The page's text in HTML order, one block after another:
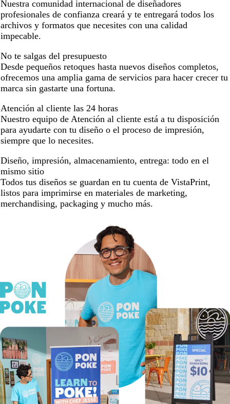
Nuestra comunidad internacional de diseñadores
profesionales de confianza creará y te entregará todos los
archivos y formatos que necesites con una calidad
impecable.
No te salgas del presupuesto
Desde pequeños retoques hasta nuevos diseños completos,
ofrecemos una amplia gama de servicios para hacer crecer tu
marca sin gastarte una fortuna.
Atención al cliente las 24 horas
Nuestro equipo de Atención al cliente está a tu disposición
para ayudarte con tu diseño o el proceso de impresión,
siempre que lo necesites.
Diseño, impresión, almacenamiento, entrega: todo en el
mismo sitio
Todos tus diseños se guardan en tu cuenta de VistaPrint,
listos para imprimirse en materiales de marketing,
merchandising, packaging y mucho más.